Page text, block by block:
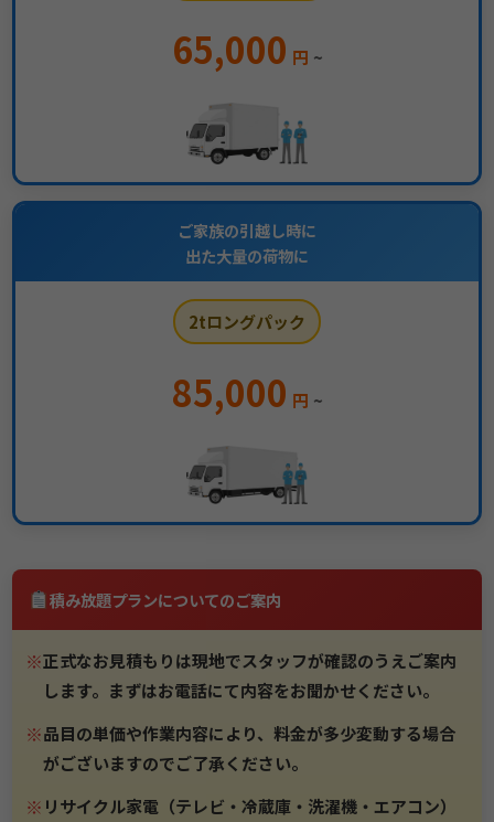
65,000 円 ~
ご家族の引越し時に
出た大量の荷物に
2tロングパック
85,000 円 ~
積み放題プランについてのご案内
※正式なお見積もりは現地でスタッフが確認のうえご案内
します。まずはお電話にて内容をお聞かせください。
※品目の単価や作業内容により、料金が多少変動する場合
がございますのでご了承ください。
※ リサイクル家電（テレビ・冷蔵庫・洗濯機・エアコン）